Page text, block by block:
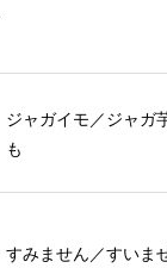
ジャガイモ／ジャガ
も
すみません／すいま